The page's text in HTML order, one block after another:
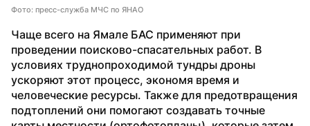
Фото: пресс-служба МЧС по ЯНАО
Чаще всего на Ямале БАС применяют при
проведении поисково-спасательных работ. В
условиях труднопроходимой тундры дроны
ускоряют этот процесс, экономя время и
человеческие ресурсы. Также для предотвращения
подтоплений они помогают создавать точные